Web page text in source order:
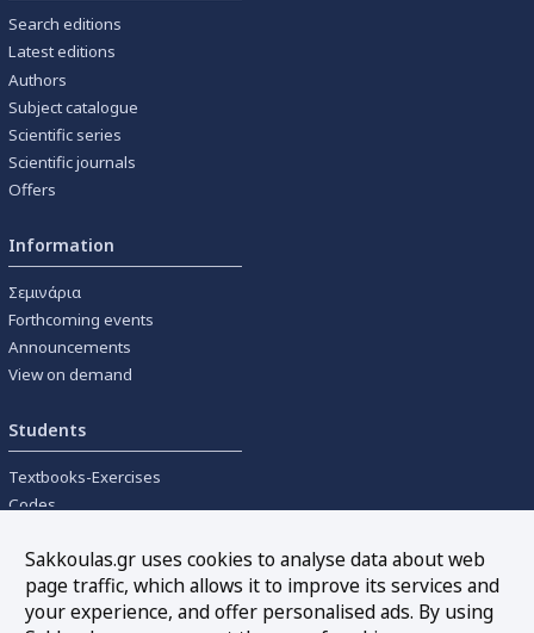
Search editions
Latest editions
Authors
Subject catalogue
Scientific series
Scientific journals
Offers
Information
Σεμινάρια
Forthcoming events
Announcements
View on demand
Students
Textbooks-Exercises
Codes
Tools
Sakkoulas.gr uses cookies to analyse data about web
page traffic, which allows it to improve its services and
your experience, and offer personalised ads. By using